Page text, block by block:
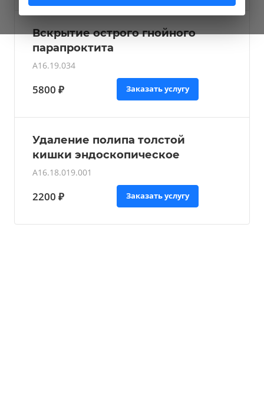
Вскрытие острого гнойного
парапроктита
А16.19.034
5800 ₽ Заказать услугу
Удаление полипа толстой
кишки эндоскопическое
А16.18.019.001
2200 ₽ Заказать услугу